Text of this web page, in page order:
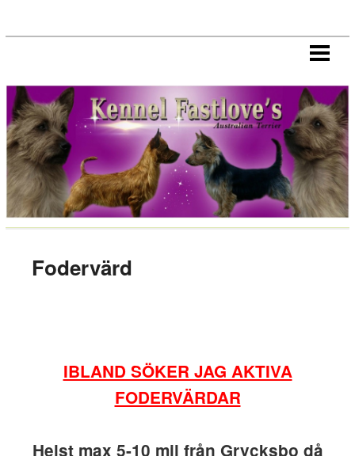
HANAR
TIKAR
VALPAR
HÄLSA
CHAMPIONS/CERT HUNDAR
LÄNKAR
Fodervärd
IBLAND SÖKER JAG AKTIVA
FODERVÄRDAR
Helst max 5-10 mil från Grycksbo då